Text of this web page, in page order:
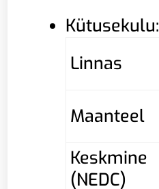
Kütusekulu:
Linnas
Maanteel
Keskmine
(NEDC)